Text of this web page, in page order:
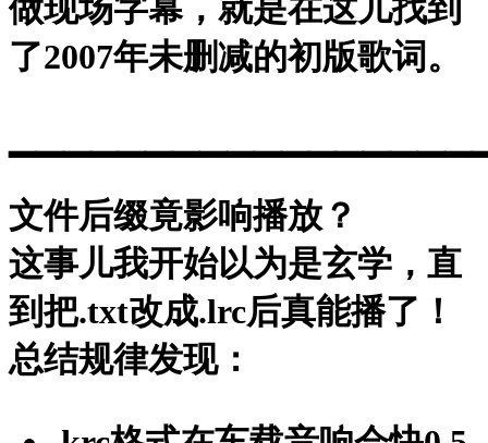
做现场字幕，就是在这儿找到
了2007年未删减的初版歌词。
文件后缀竟影响播放？
这事儿我开始以为是玄学，直
到把.txt改成.lrc后真能播了！
总结规律发现：